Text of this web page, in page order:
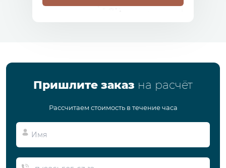
Пришлите заказ на расчёт
Рассчитаем стоимость в течение часа